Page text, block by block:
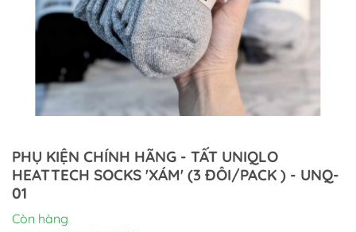
PHỤ KIỆN CHÍNH HÃNG - TẤT UNIQLO
HEATTECH SOCKS 'XÁM' (3 ĐÔI/PACK ) - UNQ-
01
Còn hàng